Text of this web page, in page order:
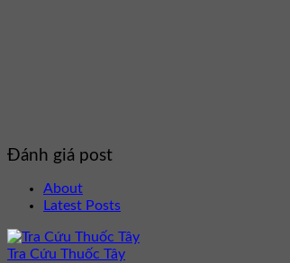
Đánh giá post
About
Latest Posts
Tra Cứu Thuốc Tây